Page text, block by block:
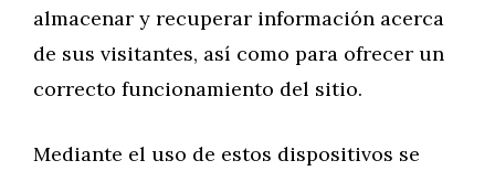
almacenar y recuperar información acerca
de sus visitantes, así como para ofrecer un
correcto funcionamiento del sitio.
Mediante el uso de estos dispositivos se